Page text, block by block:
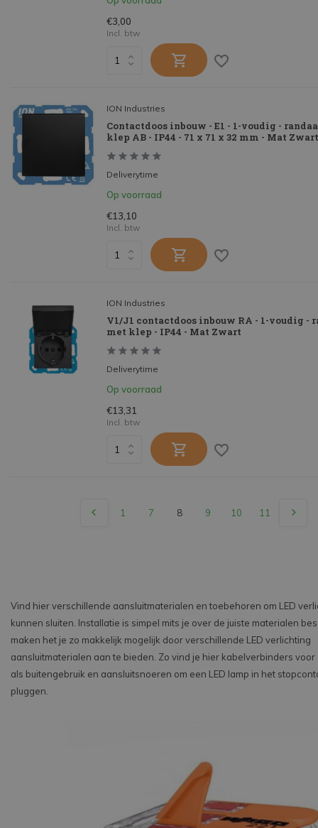
€3,00
Incl. btw
ION Industries
Contactdoos inbouw - E1 - 1-voudig -
klep AB - IP44 - 71 x 71 x 32 mm - Mat Zwart
Deliverytime
Op voorraad
€13,10
Incl. btw
ION Industries
V1/J1 contactdoos inbouw RA - 1-voudig -
met klep - IP44 - Mat Zwart
Deliverytime
Op voorraad
€13,31
Incl. btw
1 7 8 9 10 11
Vind hier verschillende aansluitmaterialen en toebehoren om LED
kunnen sluiten. Installatie is simpel mits je over de juiste materialen
maken het je zo makkelijk mogelijk door verschillende LED verlichting
aansluitmaterialen aan te bieden. Zo vind je hier kabelverbinders
als buitengebruik en aansluitsnoeren om een LED lamp in het
pluggen.